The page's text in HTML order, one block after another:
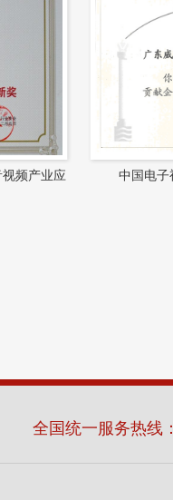
献企业
全国统一服务热线